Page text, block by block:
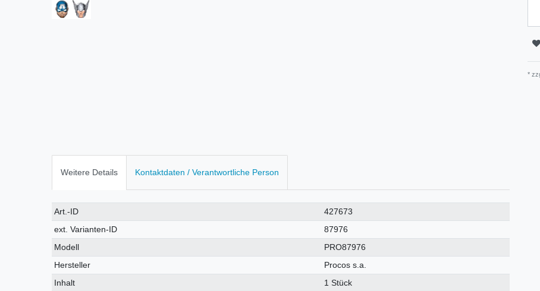
*
Weitere Details Kontaktdaten / Verantwortliche Person
Technisches
Merkmal
Wert
Art.-ID
427673
ext. Varianten-ID
87976
Modell
PRO87976
Hersteller
Procos s.a.
Inhalt
1 Stück